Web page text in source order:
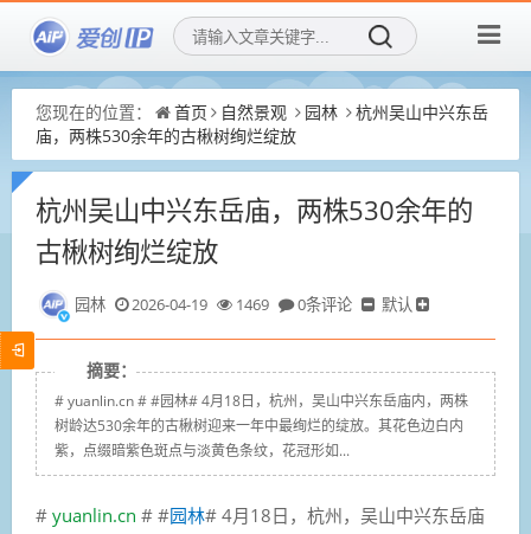
您现在的位置： 首页 自然景观 园林
杭州吴山中兴东岳
庙，两株530余年的古楸树绚烂绽放
杭州吴山中兴东岳庙，两株530余年的
古楸树绚烂绽放
园林 2026-04-19 1469 0条评论 默认
摘要：
# yuanlin.cn # #园林# 4月18日，杭州，吴山中兴东岳庙内，两株
树龄达530余年的古楸树迎来一年中最绚烂的绽放。其花色边白内
紫，点缀暗紫色斑点与淡黄色条纹，花冠形如...
# yuanlin.cn # #园林# 4月18日，杭州，吴山中兴东岳庙